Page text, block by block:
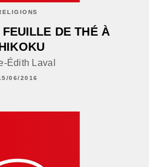
DE THÉ À
Édith Laval
06/2016